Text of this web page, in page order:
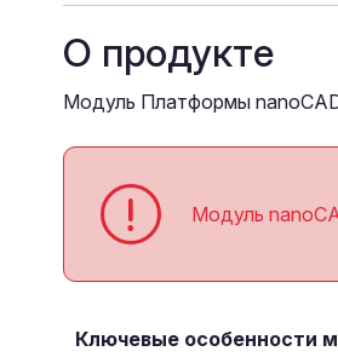
О продукте
Модуль Платформы
Модуль
Ключевые особенности